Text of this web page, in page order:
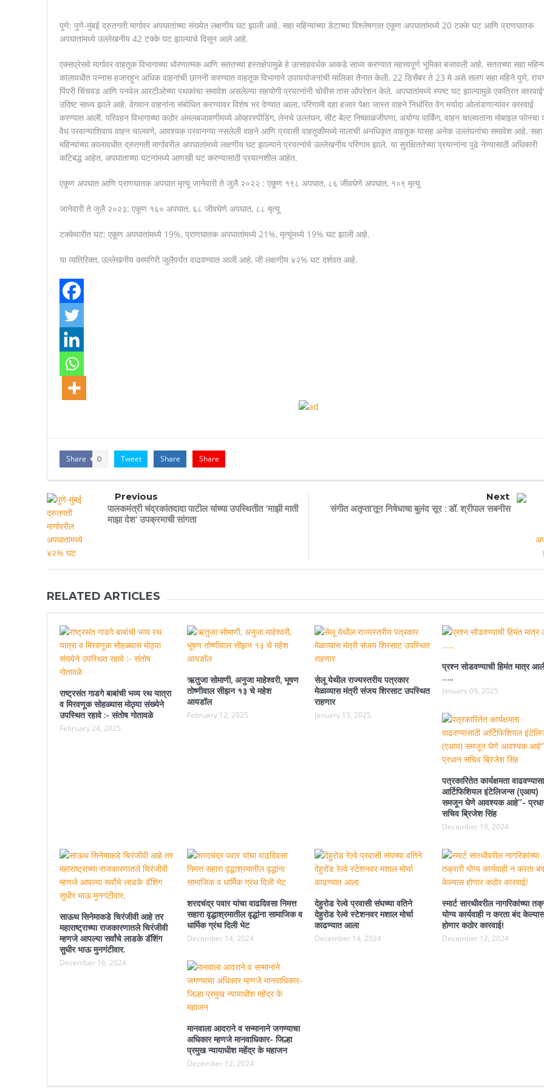
पुणे: पुणे-मुंबई द्रुतगती मार्गावर अपघातांच्या संख्येत लक्षणीय घट झाली आहे. सहा महिन्यांच्या डेटाच्या विश्लेषणात एकूण अपघातांमध्ये 20 टक्के घट आणि प्राणघातक
अपघातांमध्ये उल्लेखनीय 42 टक्के घट झाल्याचे दिसून आले आहे.
एक्सप्रेसवे मार्गावर वाहतूक विभागाच्या धोरणात्मक आणि सततच्या हस्तक्षेपामुळे हे उत्साहवर्धक आकडे साध्य करण्यात महत्त्वपूर्ण भूमिका बजावली आहे. सततच्या सहा
कालावधीत पन्नास हजारहून अधिक वाहनांची छाननी करण्यात वाहतूक विभागाने उपाययोजनांची मालिका तैनात केली. 22 डिसेंबर ते 23 मे असे सलग सहा महिने पुणे,
पिंपरी चिंचवड आणि पनवेल आरटीओच्या पथकांचा समावेश असलेल्या सहयोगी प्रयत्नांनी चोवीस तास ऑपरेशन केले. अपघातांमध्ये स्पष्ट घट झाल्यामुळे एकत्रित
उदिष्ट साध्य झाले आहे. वेगवान वाहनांना संबोधित करण्यावर विशेष भर देण्यात आला, परिणामी दहा हजार पेक्षा जास्त वाहने निर्धारित वेग मर्यादा ओलांडणाऱ्यांवर कारवाई
करण्यात आली. परिवहन विभागाच्या कठोर अंमलबजावणीमध्ये ओव्हरस्पीडिंग, लेनचे उल्लंघन, सीट बेल्ट निष्काळजीपणा, अयोग्य पार्किंग, वाहन चालवताना मोबाइल फोनचा
वैध परवान्याशिवाय वाहन चालवणे, आवश्यक परवानग्या नसलेली वाहने आणि प्रवासी वाहतुकीमध्ये मालाची अनधिकृत वाहतूक यासह अनेक उल्लंघनांचा समावेश आहे. सहा
महिन्यांच्या कालावधीत द्रुतगती मार्गावरील अपघातांमध्ये लक्षणीय घट झाल्याने प्रयत्नांचे उल्लेखनीय परिणाम झाले. या सुरक्षिततेच्या प्रयत्नांना पुढे नेण्यासाठी अधिकारी
कटिबद्ध आहेत, अपघाताच्या घटनांमध्ये आणखी घट करण्यासाठी प्रयत्नशील आहेत.
एकूण अपघात आणि प्राणघातक अपघात मृत्यू जानेवारी ते जुलै २०२२ : एकूण १९८ अपघात, ८६ जीवघेणे अपघात, १०९ मृत्यू
जानेवारी ते जुलै २०२३: एकूण १६० अपघात, ६८ जीवघेणे अपघात, ८८ मृत्यू
टक्केवारीत घट: एकूण अपघातांमध्ये 19%, प्राणघातक अपघातांमध्ये 21%, मृत्यूंमध्ये 19% घट झाली आहे.
या व्यतिरिक्त, उल्लेखनीय कामगिरी जुलैपर्यंत वाढवण्यात आली आहे, जी लक्षणीय ४२% घट दर्शवत आहे.
Share 0 Tweet Share Share
Previous
पालकमंत्री चंद्रकांतदादा पाटील यांच्या उपस्थितीत ‘माझी माती
माझा देश’ उपक्रमाची सांगता
Next
संगीत अतृप्ता’तून निषेधाचा बुलंद सूर : डॉ. श्रीपाल सबनीस
RELATED ARTICLES
राष्ट्रसंत गाडगे बाबांची भव्य रथ यात्रा
व मिरवणूक सोहळ्यास मोठ्या संख्येने
उपस्थित रहावे :- संतोष गोतावळे
February 24, 2025
ऋतुजा सोमाणी, अनुजा माहेश्वरी, भूषण
तोष्णीवाल सीझन १३ चे महेश
आयडॉल
February 12, 2025
सेलू येथील राज्यस्तरीय पत्रकार
मेळाव्यास मंत्री संजय शिरसाट उपस्थित
राहणार
January 13, 2025
प्रश्न सोडवण्याची हिमंत मात्र
…..
January 09, 2025
पत्रकारितेत कार्यक्षमता
आर्टिफिशियल इंटेलिजन्स (एआय)
समजून घेणे आवश्यक आहे”-
सचिव ब्रिजेश सिंह
December 19, 2024
साऊथ सिनेमाकडे चिरंजीवी आहे तर
महाराष्ट्राच्या राजकारणातले चिरंजीवी
म्हणजे आपल्या सर्वांचे लाडके डॅशिंग
सुधीर भाऊ मुनगंटीवार.
December 16, 2024
शरदचंद्र पवार यांचा वाढदिवसा निमत्त
सहारा वृद्धाश्रमातील वृद्धांना सामाजिक व
धार्मिक ग्रंथ दिली भेट
December 14, 2024
देहुरोड रेल्वे प्रवासी संघच्या वतिने
देहुरोड रेल्वे स्टेशनवर मशाल मोर्चा
काढण्यात आला
December 14, 2024
स्मार्ट सारथीवरील नागरिकांच्या
योग्य कार्यवाही न करता बंद केल्यास
होणार कठोर कारवाई!
December 12, 2024
मानवाला आदराने व सन्मानाने जगण्याचा
अधिकार म्हणजे मानवाधिकार- जिल्हा
प्रमुख न्यायाधीश महेंद्र के महाजन
December 12, 2024